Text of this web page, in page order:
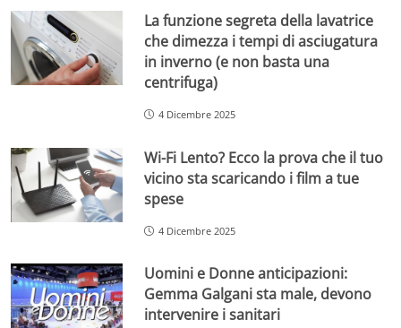
La funzione segreta della lavatrice
che dimezza i tempi di asciugatura
in inverno (e non basta una
centrifuga)
4 Dicembre 2025
Wi-Fi Lento? Ecco la prova che il tuo
vicino sta scaricando i film a tue
spese
4 Dicembre 2025
Uomini e Donne anticipazioni:
Gemma Galgani sta male, devono
intervenire i sanitari